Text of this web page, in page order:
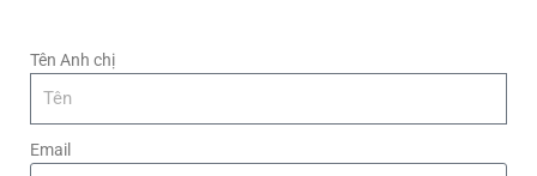
Tên Anh chị
Email